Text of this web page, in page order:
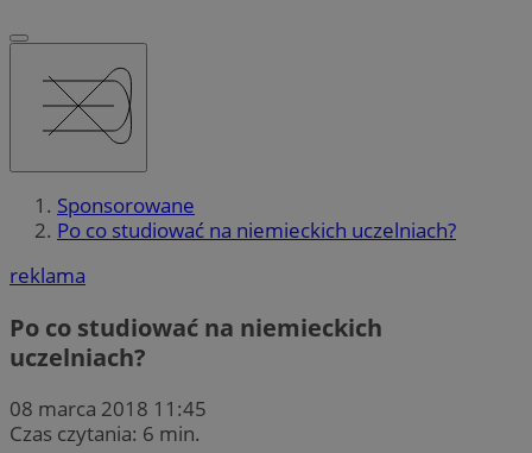
Sponsorowane
Po co studiować na niemieckich uczelniach?
reklama
Po co studiować na niemieckich
uczelniach?
08 marca 2018 11:45
Czas czytania: 6 min.